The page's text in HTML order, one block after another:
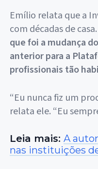
Emílio relata que a
com décadas de
que foi a mudança
anterior para a
profissionais tão
“Eu nunca fiz um
relata ele. “Eu
Leia mais: A
nas instituições